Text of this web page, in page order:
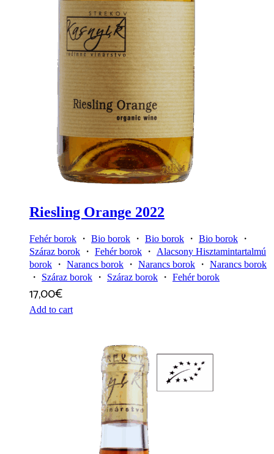
Riesling Orange 2022
Fehér borok ・ Bio borok ・ Bio borok ・ Bio borok ・
Száraz borok ・ Fehér borok ・ Alacsony Hisztamintartalmú
borok ・ Narancs borok ・ Narancs borok ・ Narancs borok
・ Száraz borok ・ Száraz borok ・ Fehér borok
17,00€
Add to cart